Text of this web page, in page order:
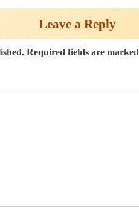
Leave a Reply
Required fields are marked